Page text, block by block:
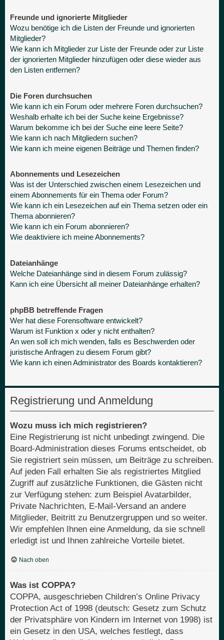
Freunde und ignorierte Mitglieder
Wozu benötige ich die Listen der Freunde und ignorierten
Mitglieder?
Wie kann ich Mitglieder zur Liste der Freunde oder zur Liste
der ignorierten Mitglieder hinzufügen oder diese wieder aus
den Listen entfernen?
Die Foren durchsuchen
Wie kann ich ein Forum oder mehrere Foren durchsuchen?
Weshalb erhalte ich bei der Suche keine Ergebnisse?
Warum bekomme ich bei der Suche eine leere Seite?
Wie kann ich nach Mitgliedern suchen?
Wie kann ich meine eigenen Beiträge und Themen finden?
Abonnements und Lesezeichen
Was ist der Unterschied zwischen einem Lesezeichen und
einem Abonnements für ein Thema oder Forum?
Wie kann ich ein Lesezeichen auf ein Thema setzen oder ein
Thema abonnieren?
Wie kann ich ein Forum abonnieren?
Wie deaktiviere ich meine Abonnements?
Dateianhänge
Welche Dateianhänge sind in diesem Forum zulässig?
Kann ich eine Übersicht all meiner Dateianhänge erhalten?
phpBB betreffende Fragen
Wer hat diese Forensoftware entwickelt?
Warum ist Funktion x oder y nicht enthalten?
An wen soll ich mich wenden, falls es Beschwerden oder
juristische Anfragen zu diesem Forum gibt?
Wie kann ich einen Administrator des Boards kontaktieren?
Registrierung und Anmeldung
Wozu muss ich mich registrieren?
Eine Registrierung ist nicht unbedingt zwingend. Die
Board-Administration dieses Forums entscheidet, ob
Sie registriert sein müssen, um Beiträge zu schreiben.
Auf jeden Fall erhalten Sie als registriertes Mitglied
Zugriff auf zusätzliche Funktionen, die Gästen nicht
zur Verfügung stehen: zum Beispiel Avatarbilder,
Private Nachrichten, E-Mail-Versand an andere
Mitglieder, Beitritt zu Benutzergruppen und so weiter.
Wir empfehlen Ihnen eine Anmeldung, da sie schnell
erledigt ist und Ihnen zahlreiche Vorteile bietet.
Nach oben
Was ist COPPA?
COPPA, ausgeschrieben Children’s Online Privacy
Protection Act of 1998 (deutsch: Gesetz zum Schutz
der Privatsphäre von Kindern im Internet von 1998) ist
ein Gesetz in den USA, welches festlegt, dass